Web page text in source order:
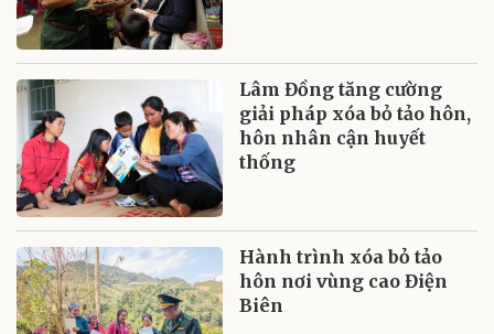
Lâm Đồng tăng cường
giải pháp xóa bỏ tảo hôn,
hôn nhân cận huyết
thống
Hành trình xóa bỏ tảo
hôn nơi vùng cao Điện
Biên